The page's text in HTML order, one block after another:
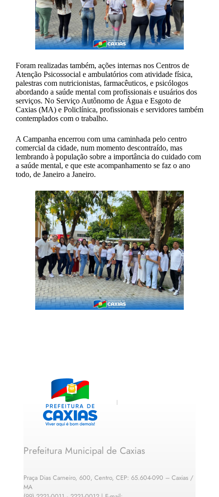
Foram realizadas também, ações internas nos Centros de
Atenção Psicossocial e ambulatórios com atividade física,
palestras com nutricionistas, farmacêuticos, e psicólogos
abordando a saúde mental com profissionais e usuários dos
serviços. No Serviço Autônomo de Água e Esgoto de
Caxias (MA) e Policlínica, profissionais e servidores também
contemplados com o trabalho.
A Campanha encerrou com uma caminhada pelo centro
comercial da cidade, num momento descontraído, mas
lembrando à população sobre a importância do cuidado com
a saúde mental, e que este acompanhamento se faz o ano
todo, de Janeiro a Janeiro.
Prefeitura Municipal de Caxias
Praça Dias Carneiro, 600, Centro, CEP: 65.604-090 – Caxias /
MA